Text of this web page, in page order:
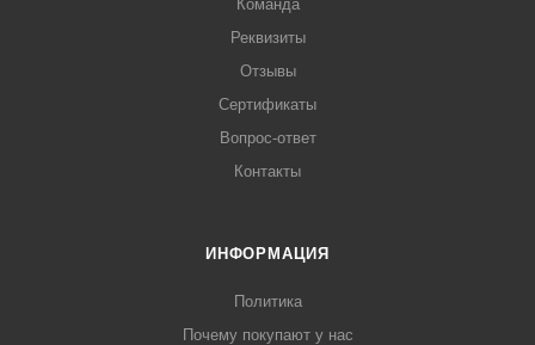
Команда
Реквизиты
Отзывы
Сертификаты
Вопрос-ответ
Контакты
ИНФОРМАЦИЯ
Политика
Почему покупают у нас